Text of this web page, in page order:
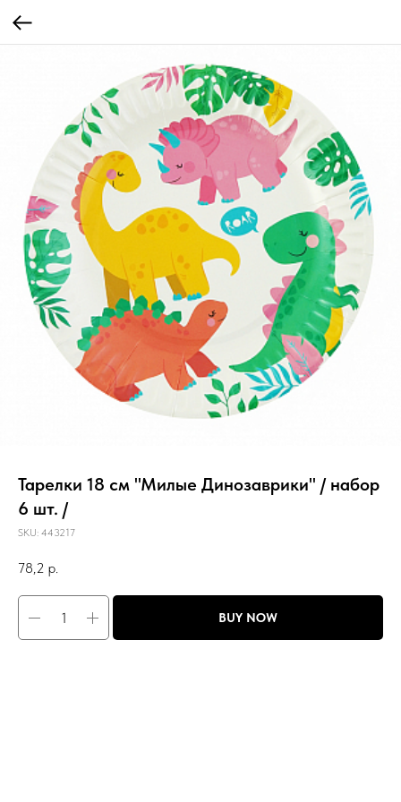
Тарелки 18 см "Милые Динозаврики" / набор
6 шт. /
SKU: 443217
78,2 р.
BUY NOW